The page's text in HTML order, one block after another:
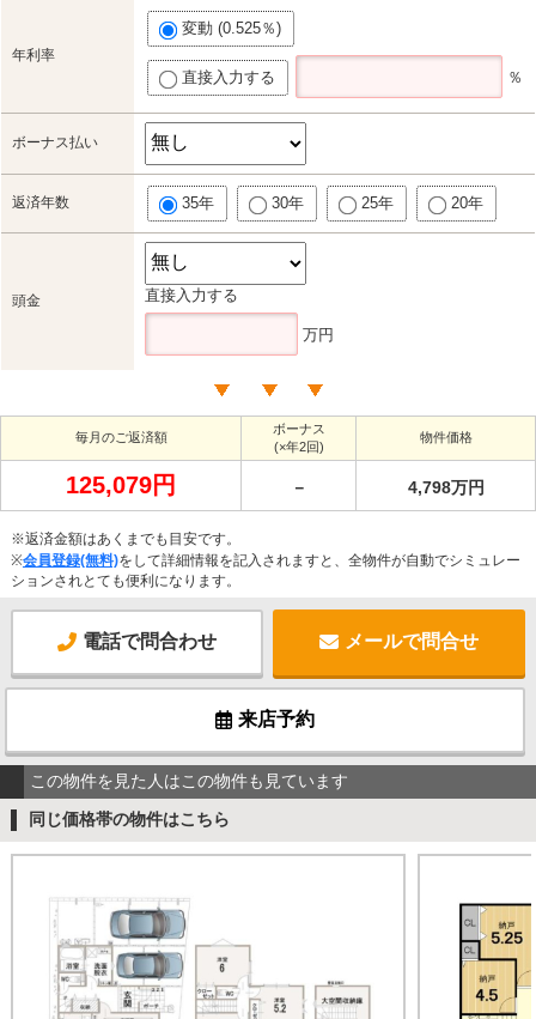
年利率
変動 (0.525％)
直接入力する ％
ボーナス払い
返済年数 35年 30年 25年 20年
頭金 直接入力する
万円
毎月のご返済額
ボーナス
(×年2回)
物件価格
125,079円 － 4,798万円
※返済金額はあくまでも目安です。
※会員登録(無料)をして詳細情報を記入されますと、全物件が自動でシミュレー
ションされとても便利になります。
電話で問合わせ メールで問合せ
来店予約
この物件を見た人はこの物件も見ています
同じ価格帯の物件はこちら